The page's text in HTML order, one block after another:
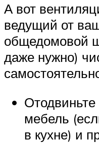
А вот
ведущий от
общедомовой
даже нужно)
мебель
в кухне) и